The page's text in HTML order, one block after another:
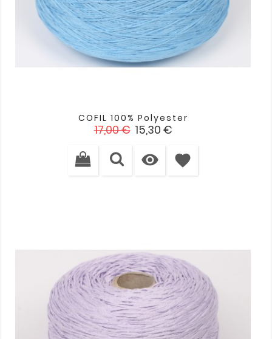
COFIL 100% Polyester
Verkaufspreis
17,00 € Preis
15,30 €
 favorite